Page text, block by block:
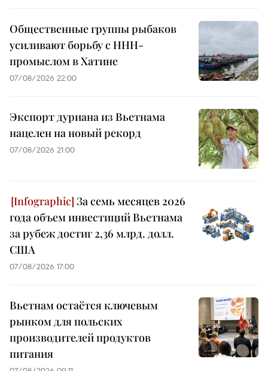
Общественные группы рыбаков
усиливают борьбу с ННН-
промыслом в Хатине
07/08/2026 22:00
Экспорт дуриана из Вьетнама
нацелен на новый рекорд
07/08/2026 21:00
За семь месяцев 2026
года объем инвестиций Вьетнама
за рубеж достиг 2,36 млрд. долл.
США
07/08/2026 17:00
Вьетнам остаётся ключевым
рынком для польских
производителей продуктов
питания